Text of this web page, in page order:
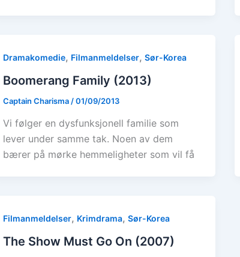
Dramakomedie, Filmanmeldelser, Sør-Korea
Boomerang Family (2013)
Captain Charisma /01/09/2013
Vi følger en dysfunksjonell familie som
lever under samme tak. Noen av dem
bærer på mørke hemmeligheter som vil få
Filmanmeldelser, Krimdrama, Sør-Korea
The Show Must Go On (2007)